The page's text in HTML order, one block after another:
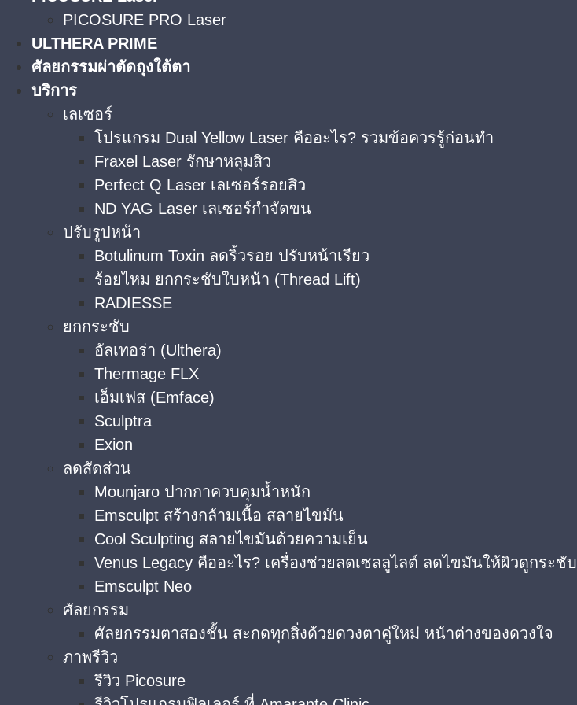
PICOSURE PRO Laser
ULTHERA PRIME
ศัลยกรรมผ่าตัดถุงใต้ตา
บริการ
เลเซอร์
โปรแกรม Dual Yellow Laser คืออะไร? รวมข้อควรรู้ก่อนทำ
Fraxel Laser รักษาหลุมสิว
Perfect Q Laser เลเซอร์รอยสิว
ND YAG Laser เลเซอร์กำจัดขน
ปรับรูปหน้า
Botulinum Toxin ลดริ้วรอย ปรับหน้าเรียว
ร้อยไหม ยกกระชับใบหน้า (Thread Lift)
RADIESSE
ยกกระชับ
อัลเทอร่า (Ulthera)
Thermage FLX
เอ็มเฟส (Emface)
Sculptra
Exion
ลดสัดส่วน
Mounjaro ปากกาควบคุมน้ำหนัก
Emsculpt สร้างกล้ามเนื้อ สลายไขมัน
Cool Sculpting สลายไขมันด้วยความเย็น
Venus Legacy คืออะไร? เครื่องช่วยลดเซลลูไลต์ ลดไขมันให้ผิวดูกระชับ
Emsculpt Neo
ศัลยกรรม
ศัลยกรรมตาสองชั้น สะกดทุกสิ่งด้วยดวงตาคู่ใหม่ หน้าต่างของดวงใจ
ภาพรีวิว
รีวิว Picosure